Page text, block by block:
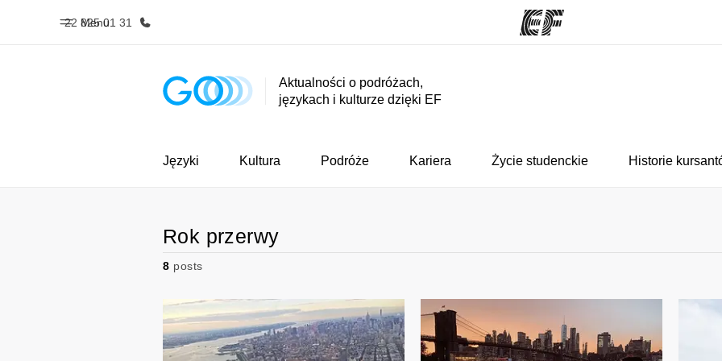
Menu
22 825 01 31
Home Nasze programy
Aktualności o podróżach,
językach i kulturze dzięki EF
Języki Kultura Podróże Kariera Życie studenckie Historie
Rok przerwy
8 posts